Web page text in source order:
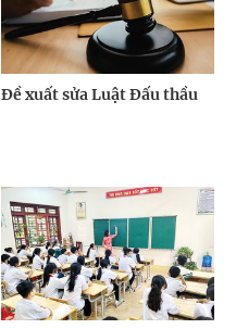
Đề xuất sửa Luật Đấu thầu